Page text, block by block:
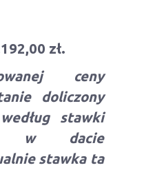
zł.
ceny
doliczony
według stawki
w dacie
stawka ta